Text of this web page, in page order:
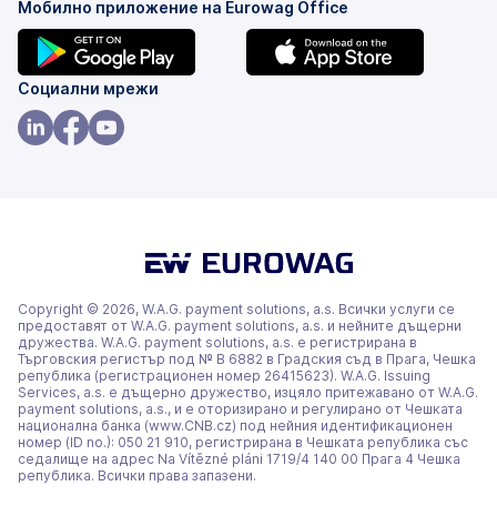
Мобилно приложение на Eurowag Office
(това
е
в
Социални мрежи
раздел)
Copyright © 2026, W.A.G. payment solutions, a.s. Всички услуги се
предоставят от W.A.G. payment solutions, a.s. и нейните дъщерни
дружества. W.A.G. payment solutions, a.s. е регистрирана в
Търговския регистър под № В 6882 в Градския съд в Прага, Чешка
република (регистрационен номер 26415623). W.A.G. Issuing
Services, a.s. е дъщерно дружество, изцяло притежавано от W.A.G.
payment solutions, a.s., и е оторизирано и регулирано от Чешката
национална банка (www.CNB.cz) под нейния идентификационен
номер (ID no.): 050 21 910, регистрирана в Чешката република със
седалище на адрес Na Vítězné pláni 1719/4 140 00 Прага 4 Чешка
република. Всички права запазени.